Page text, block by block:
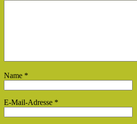
Name *
E-Mail-Adresse *